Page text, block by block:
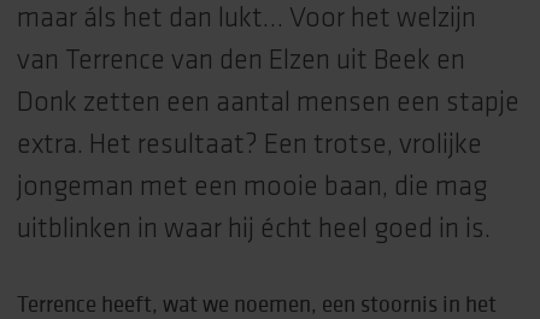
maar áls het dan lukt… Voor het welzijn
van Terrence van den Elzen uit Beek en
Donk zetten een aantal mensen een stapje
extra. Het resultaat? Een trotse, vrolijke
jongeman met een mooie baan, die mag
uitblinken in waar hij écht heel goed in is.
Terrence heeft, wat we noemen, een stoornis in het